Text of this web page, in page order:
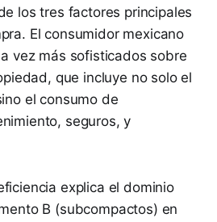
los tres factores principales
El consumidor mexicano
vez más sofisticados sobre
que incluye no solo el
el consumo de
seguros, y
explica el dominio
B (subcompactos) en